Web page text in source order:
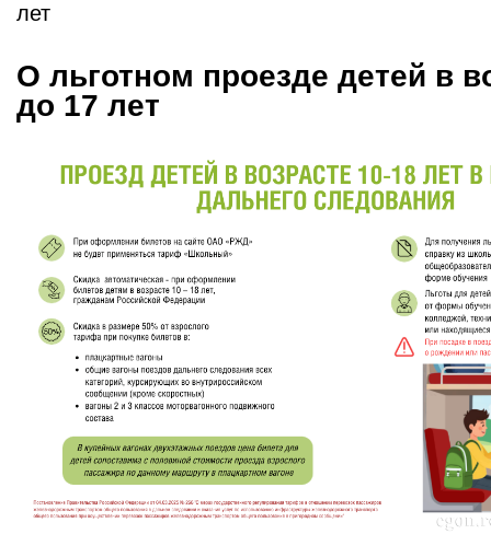
лет
О льготном проезде детей в
до 17 лет